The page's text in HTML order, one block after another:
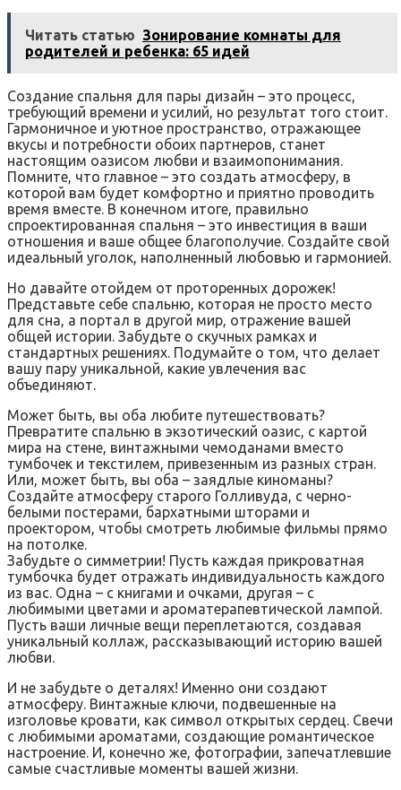
Читать статью Зонирование комнаты для
родителей и ребенка: 65 идей
Создание спальня для пары дизайн – это процесс,
требующий времени и усилий, но результат того стоит.
Гармоничное и уютное пространство, отражающее
вкусы и потребности обоих партнеров, станет
настоящим оазисом любви и взаимопонимания.
Помните, что главное – это создать атмосферу, в
которой вам будет комфортно и приятно проводить
время вместе. В конечном итоге, правильно
спроектированная спальня – это инвестиция в ваши
отношения и ваше общее благополучие. Создайте свой
идеальный уголок, наполненный любовью и гармонией.
Но давайте отойдем от проторенных дорожек!
Представьте себе спальню, которая не просто место
для сна, а портал в другой мир, отражение вашей
общей истории. Забудьте о скучных рамках и
стандартных решениях. Подумайте о том, что делает
вашу пару уникальной, какие увлечения вас
объединяют.
Может быть, вы оба любите путешествовать?
Превратите спальню в экзотический оазис, с картой
мира на стене, винтажными чемоданами вместо
тумбочек и текстилем, привезенным из разных стран.
Или, может быть, вы оба – заядлые киноманы?
Создайте атмосферу старого Голливуда, с черно-
белыми постерами, бархатными шторами и
проектором, чтобы смотреть любимые фильмы прямо
на потолке.
Забудьте о симметрии! Пусть каждая прикроватная
тумбочка будет отражать индивидуальность каждого
из вас. Одна – с книгами и очками, другая – с
любимыми цветами и ароматерапевтической лампой.
Пусть ваши личные вещи переплетаются, создавая
уникальный коллаж, рассказывающий историю вашей
любви.
И не забудьте о деталях! Именно они создают
атмосферу. Винтажные ключи, подвешенные на
изголовье кровати, как символ открытых сердец. Свечи
с любимыми ароматами, создающие романтическое
настроение. И, конечно же, фотографии, запечатлевшие
самые счастливые моменты вашей жизни.